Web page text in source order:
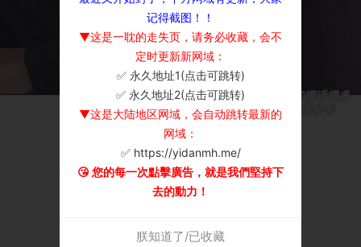
记得截图！！
▼这是一耽的走失页，请务必收藏，会不
定时更新新网域：
✅ 永久地址1(点击可跳转)
✅ 永久地址2(点击可跳转)
▼这是大陆地区网域，会自动跳转最新的
网域：
✅ https://yidanmh.me/
😘 您的每一次點擊廣告，就是我們堅持下
去的動力！
朕知道了/已收藏